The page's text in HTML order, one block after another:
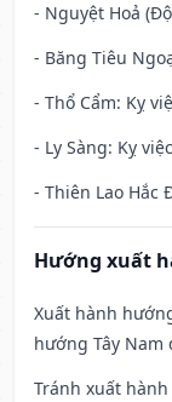
- Nguyệt Hoả
- Băng Tiêu
- Thổ Cẩm: Kỵ
- Ly Sàng: Kỵ
- Thiên Lao Hắc
Hướng xuất
Xuất hành
hướng Tây Nam
Tránh xuất